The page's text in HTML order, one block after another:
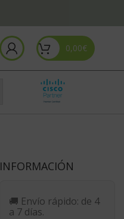
0,00€
INFORMACIÓN
🚚 Envío rápido: de 4
a 7 días.